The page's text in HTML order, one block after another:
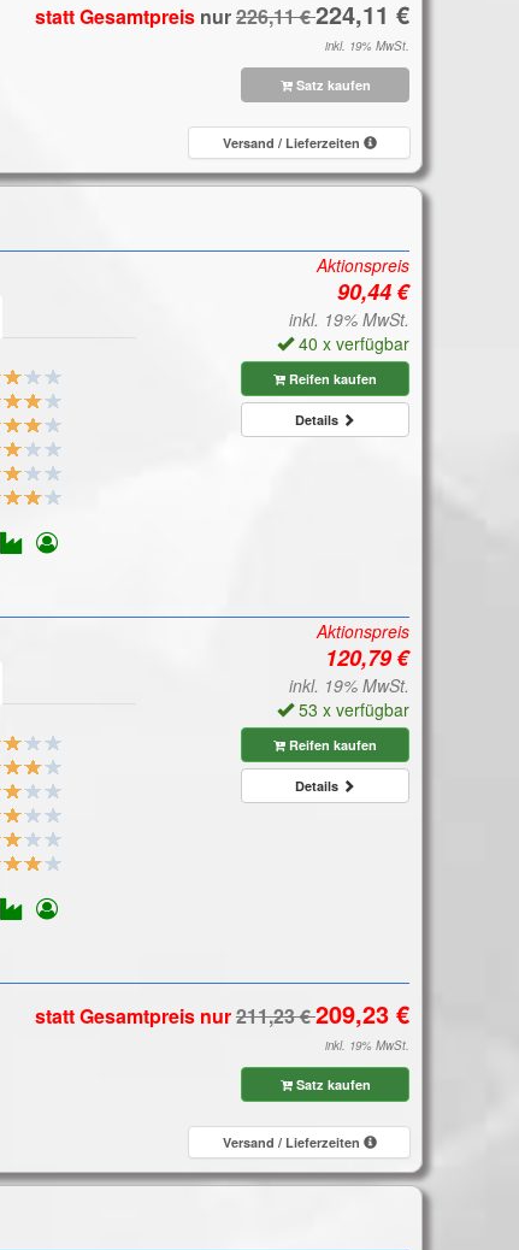
statt Gesamtpreis nur
inkl. 19% MwSt.
Satz kaufen
Versand / Lieferzeiten
Aktionspreis
inkl. 19% MwSt.
40 x verfügbar
Reifen kaufen
Details
Aktionspreis
inkl. 19% MwSt.
53 x verfügbar
Reifen kaufen
Details
statt Gesamtpreis nur
inkl. 19% MwSt.
Satz kaufen
Versand / Lieferzeiten